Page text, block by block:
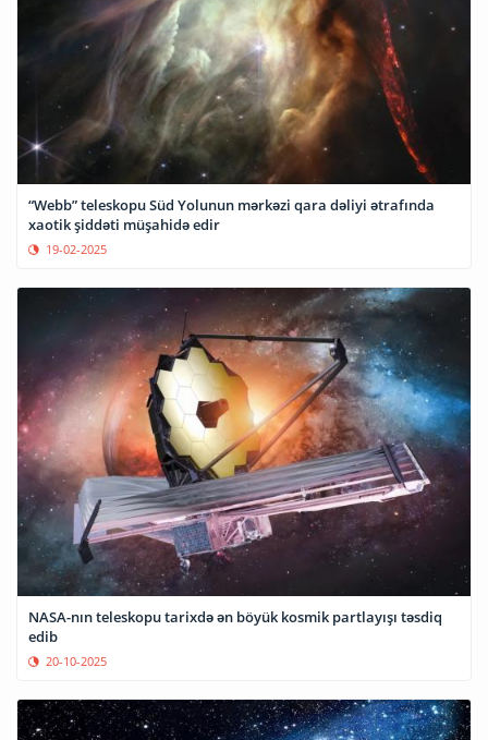
“Webb” teleskopu Süd Yolunun mərkəzi qara dəliyi ətrafında
xaotik şiddəti müşahidə edir
19-02-2025
NASA-nın teleskopu tarixdə ən böyük kosmik partlayışı təsdiq
edib
20-10-2025